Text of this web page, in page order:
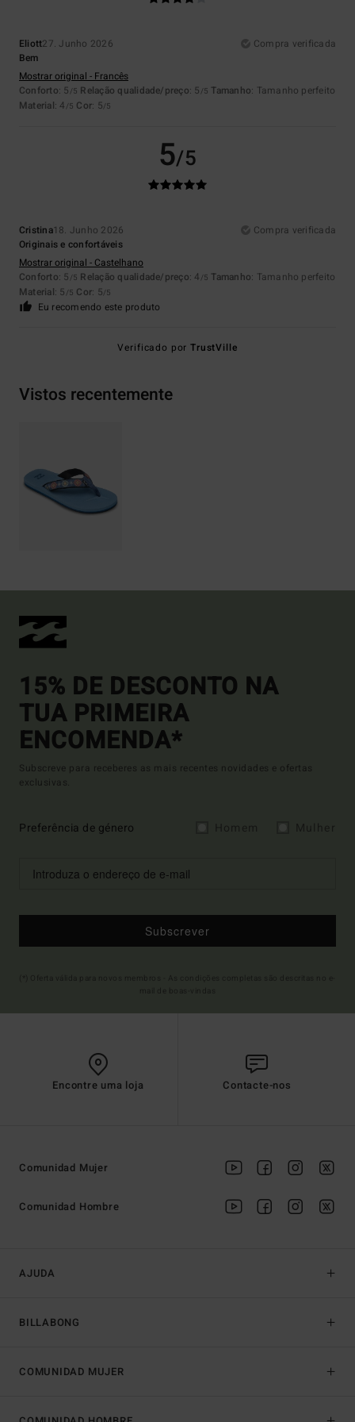
Eliott27. Junho 2026
Compra verificada
Bem
Mostrar original - Francês
Conforto: 5 /5 Relação qualidade/preço: 5 /5 Tamanho: Tamanho perfeito
Material: 4 /5 Cor: 5/5
5/5
Cristina18. Junho 2026
Compra verificada
Originais e confortáveis
Mostrar original - Castelhano
Conforto: 5 /5 Relação qualidade/preço: 4 /5 Tamanho: Tamanho perfeito
Material: 5 /5 Cor: 5/5
Eu recomendo este produto
Verificado porTrustVille
Vistos recentemente
15% DE DESCONTO NA
TUA PRIMEIRA
ENCOMENDA*
Subscreve para receberes as mais recentes novidades e ofertas
exclusivas.
Preferência de género
Subscrever
Encontre uma loja Contacte-nos
AJUDA
BILLABONG
Comunidad Mujer
Comunidad Hombre
COMUNIDAD MUJER